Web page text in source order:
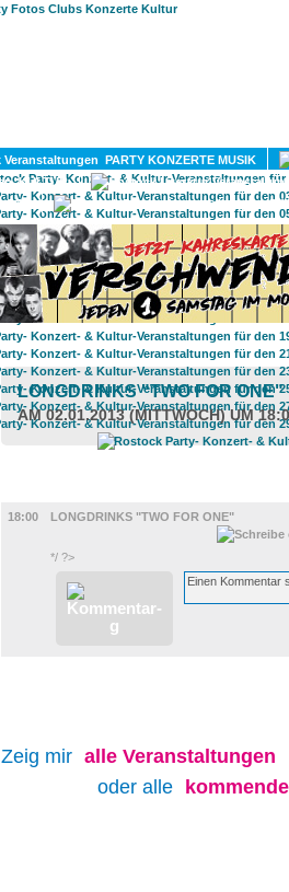
PARTY KONZERTE MUSIK
KULTUR
GAY
LONGDRINKS "TWO FOR ONE"
AM 02.01.2013 (MITTWOCH) UM
18:00
LONGDRINKS "TWO FOR ONE"
*/ ?>
Zeig mir alle Veranstaltungen
oder alle